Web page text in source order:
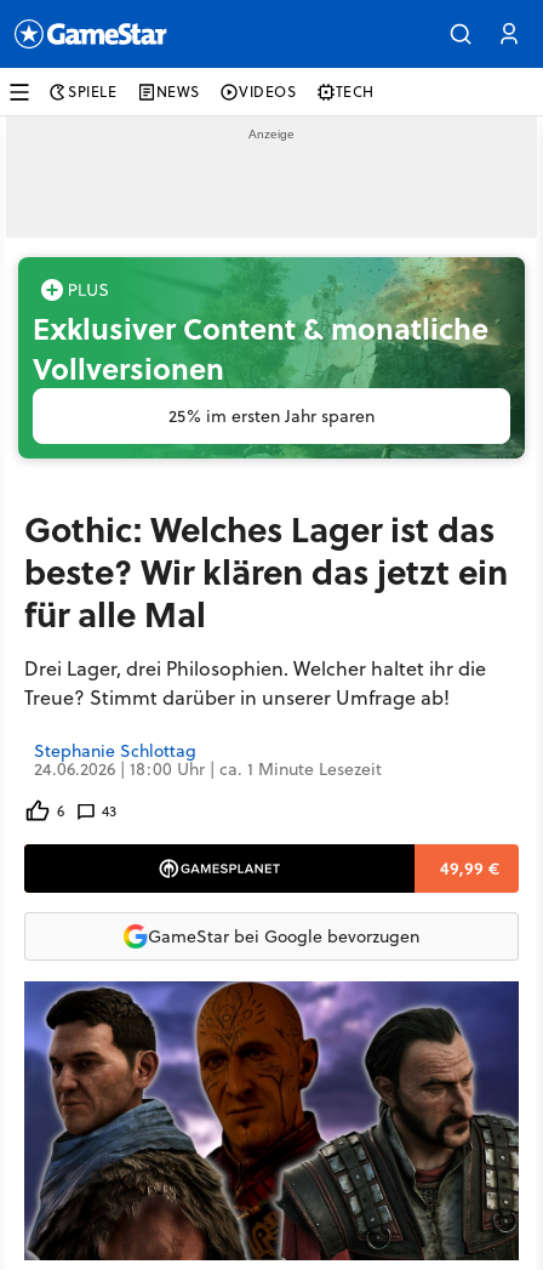
SPIELE NEWS VIDEOS TECH
Exklusiver Content & monatliche
Vollversionen
25% im ersten Jahr sparen
Gothic: Welches Lager ist das
beste? Wir klären das jetzt ein
für alle Mal
Drei Lager, drei Philosophien. Welcher haltet ihr die
Treue? Stimmt darüber in unserer Umfrage ab!
Stephanie Schlottag
24.06.2026 | 18:00 Uhr | ca. 1 Minute Lesezeit
6 43
49,99 €
GameStar bei Google bevorzugen